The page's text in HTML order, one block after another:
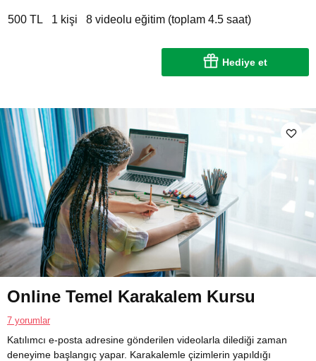
500 TL 1 kişi 8 videolu eğitim (toplam 4.5 saat)
Hediye et
Online Temel Karakalem Kursu
7 yorumlar
Katılımcı e-posta adresine gönderilen videolarla dilediği zaman
deneyime başlangıç yapar. Karakalemle çizimlerin yapıldığı